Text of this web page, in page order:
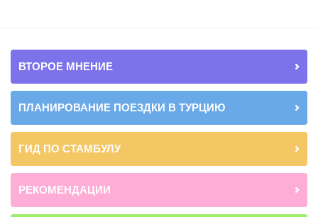
ВТОРОЕ МНЕНИЕ
ПЛАНИРОВАНИЕ ПОЕЗДКИ В ТУРЦИЮ
ГИД ПО СТАМБУЛУ
РЕКОМЕНДАЦИИ